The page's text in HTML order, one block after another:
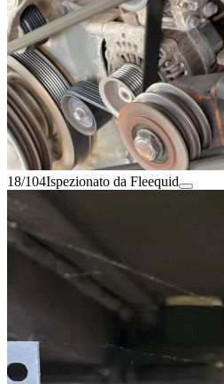
18/104Ispezionato da Fleequid